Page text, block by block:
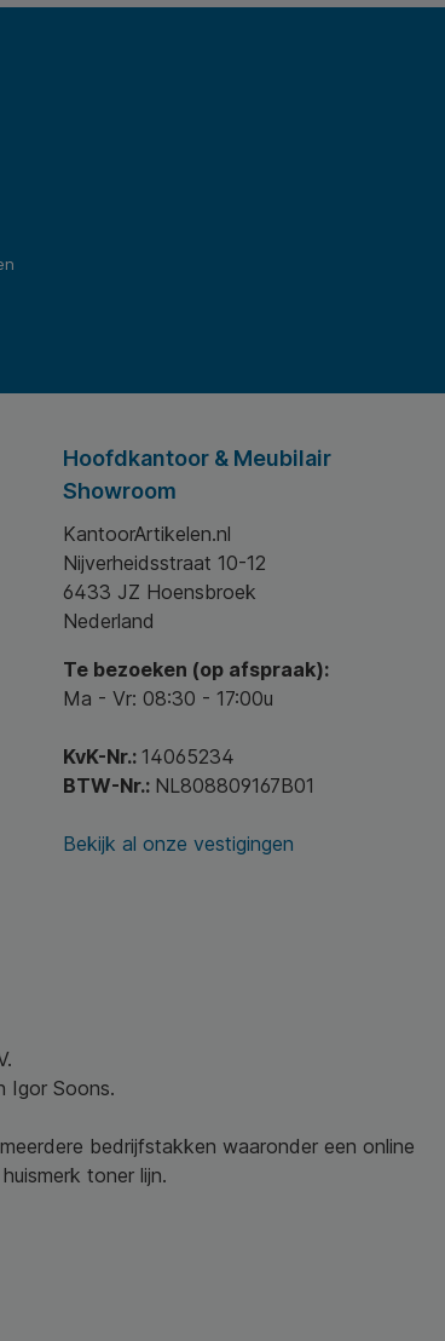
Hoofdkantoor & Meubilair
Showroom
KantoorArtikelen.nl
Nijverheidsstraat 10-12
6433 JZ Hoensbroek
Nederland
Te bezoeken (op afspraak):
Ma - Vr: 08:30 - 17:00u
KvK-Nr.: 14065234
BTW-Nr.: NL808809167B01
Bekijk al onze vestigingen
Igor Soons.
bedrijfstakken waaronder een online
toner lijn.